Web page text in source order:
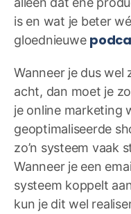
is en wat je beter
gloednieuwe
Wanneer je dus wel
acht, dan moet je
je online marketing
geoptimaliseerde
zo’n systeem vaak
Wanneer je een
systeem koppelt
kun je dit wel